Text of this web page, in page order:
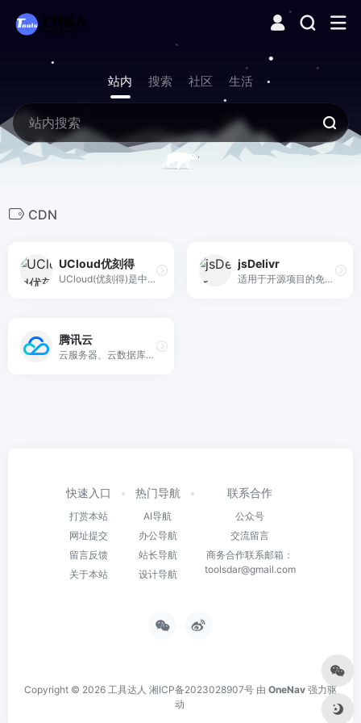
站内 搜索 社区 生活
CDN
UCloud优刻得
UCloud(优刻得)是中国知名的中立云计算服务商，专注于提供可靠的企业级云服务，包括云服务器、云主机、云数据库、混合云、CDN、人工智能等服务
jsDelivr
适用于开源项目的免费 CDN，快速地。可靠的。自动化。
腾讯云
云服务器、云数据库、COS、CDN、短信等云产品
快速入口
打赏本站
网址提交
留言反馈
关于本站
热门导航
AI导航
办公导航
站长导航
设计导航
联系合作
公众号
交流留言
商务合作联系邮箱：
toolsdar@gmail.com
Copyright © 2026 工具达人 湘ICP备2023028907号 由 OneNav 强力驱
动